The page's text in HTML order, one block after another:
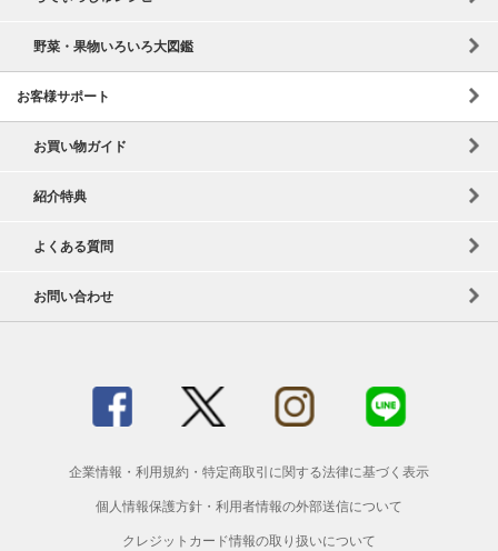
野菜・果物いろいろ大図鑑
お客様サポート
お買い物ガイド
紹介特典
よくある質問
お問い合わせ
企業情報 ・ 利用規約 ・ 特定商取引に関する法律に基づく表示
個人情報保護方針 ・ 利用者情報の外部送信について
クレジットカード情報の取り扱いについて